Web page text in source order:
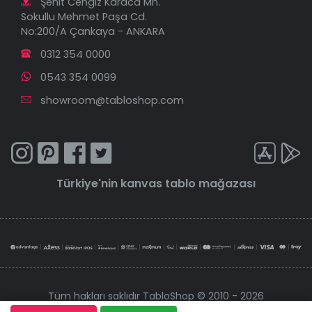
Sokullu Mehmet Paşa Cd.
No:200/A Çankaya - ANKARA
0312 354 0000
0543 354 0099
showroom@tabloshop.com
Türkiye'nin kanvas tablo mağazası
Tüm hakları saklıdır TabloShop © 2010 - 2026